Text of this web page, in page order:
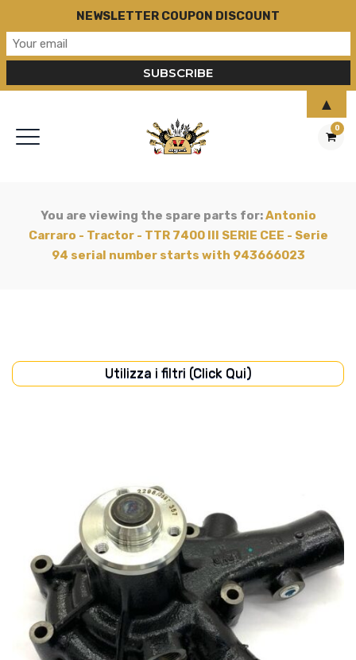
0
You are viewing the spare parts for:Antonio
Carraro - Tractor - TTR 7400 III SERIE CEE - Serie
94 serial number starts with 943666023
Utilizza i filtri (Click Qui)
NEWSLETTER COUPON DISCOUNT
▲